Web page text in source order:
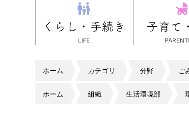
ホーム カテゴリ 分野 ご
ホーム 組織 生活環境部